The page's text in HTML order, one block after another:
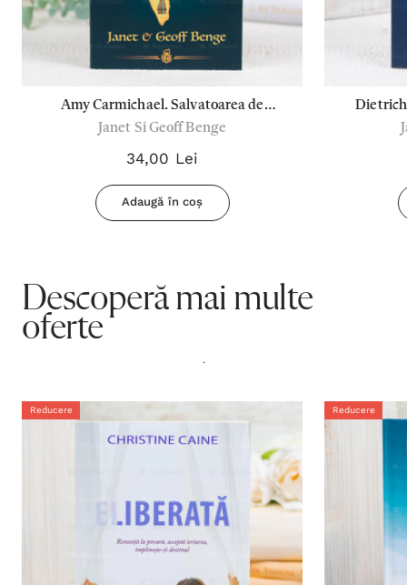
Amy Carmichael. Salvatoarea de
nestemate - Janet si Geoff Benge
(Biografii)
Janet Si Geoff Benge
34,00 Lei
Adaugă în coș
răutate -
Descoperă mai multe
oferte
.
Reducere Reducere